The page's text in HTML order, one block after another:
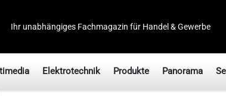
Ihr unabhängiges Fachmagazin für Handel & Gewerbe
Elektrotechnik Produkte Panorama